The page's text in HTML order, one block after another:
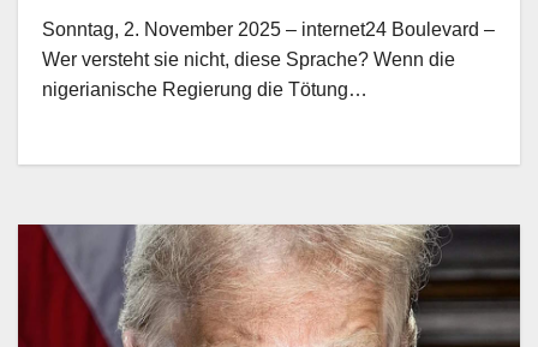
Sonntag, 2. November 2025 – internet24 Boulevard –
Wer versteht sie nicht, diese Sprache? Wenn die
nigerianische Regierung die Tötung…